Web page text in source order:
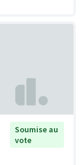
Soumise au
vote